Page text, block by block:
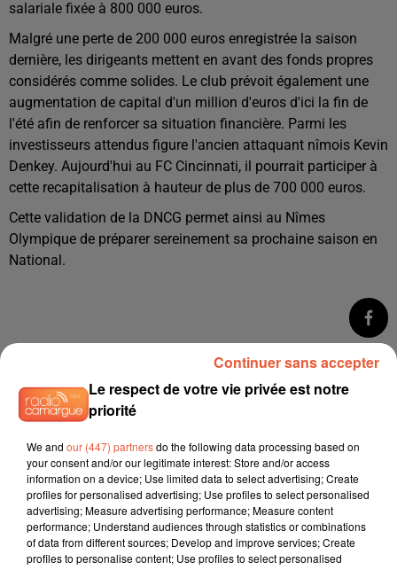
salariale fixée à 800 000 euros.
Malgré une perte de 200 000 euros enregistrée la saison
dernière, les dirigeants mettent en avant des fonds propres
considérés comme solides. Le club prévoit également une
augmentation de capital d'un million d'euros d'ici la fin de
l'été afin de renforcer sa situation financière. Parmi les
investisseurs attendus figure l'ancien attaquant nîmois Kevin
Denkey. Aujourd'hui au FC Cincinnati, il pourrait participer à
cette recapitalisation à hauteur de plus de 700 000 euros.
Cette validation de la DNCG permet ainsi au Nîmes
Olympique de préparer sereinement sa prochaine saison en
National.
Le respect de votre vie privée est notre
priorité
We and our (447) partnersdo the following data processing based on
your consent and/or our legitimate interest: Store and/or access
information on a device; Use limited data to select advertising; Create
profiles for personalised advertising; Use profiles to select personalised
advertising; Measure advertising performance; Measure content
performance; Understand audiences through statistics or combinations
of data from different sources; Develop and improve services; Create
profiles to personalise content; Use profiles to select personalised
Continuer sans accepter